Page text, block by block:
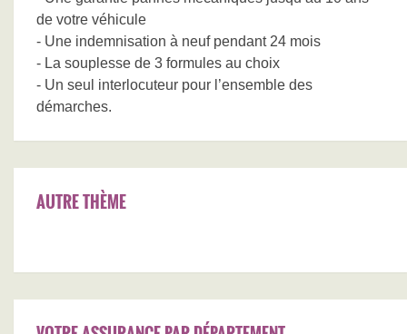
de votre véhicule
- Une indemnisation à neuf pendant 24 mois
- La souplesse de 3 formules au choix
- Un seul interlocuteur pour l’ensemble des
démarches.
AUTRE THÈME